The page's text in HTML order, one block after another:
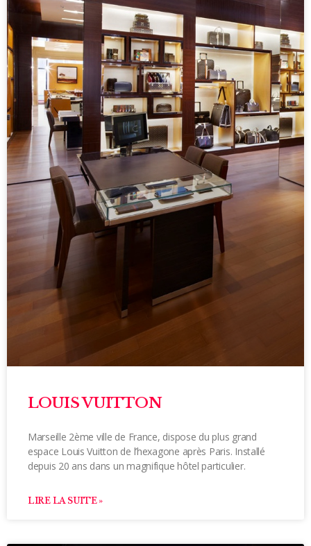
LOUIS VUITTON
Marseille 2ème ville de France, dispose du plus grand
espace Louis Vuitton de l’hexagone après Paris. Installé
depuis 20 ans dans un magnifique hôtel particulier.
LIRE LA SUITE »